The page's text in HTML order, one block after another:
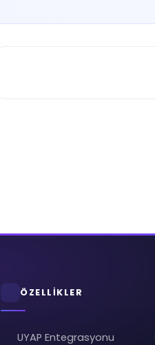
ÖZELLİKLER
UYAP Entegrasyonu